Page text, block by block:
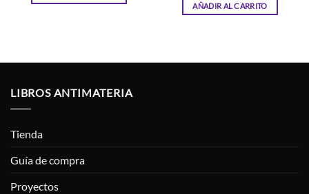
AÑADIR AL CARRITO
LIBROS ANTIMATERIA
Tienda
Guía de compra
Proyectos